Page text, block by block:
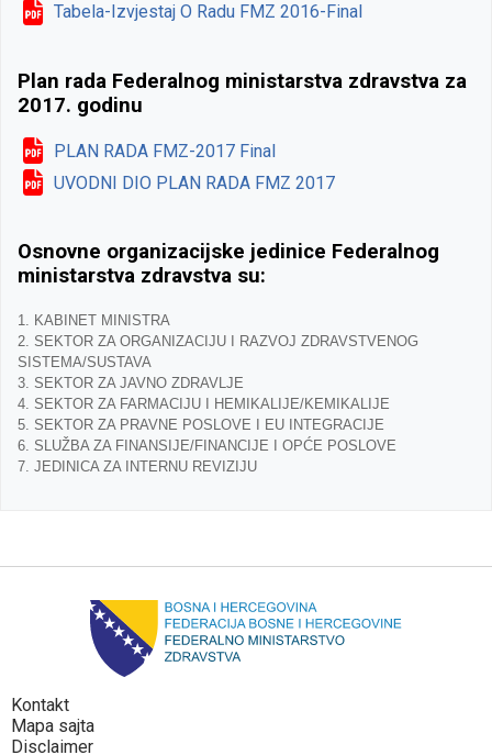
Tabela-Izvjestaj O Radu FMZ 2016-Final
Plan rada Federalnog ministarstva zdravstva za
2017. godinu
PLAN RADA FMZ-2017 Final
UVODNI DIO PLAN RADA FMZ 2017
Osnovne organizacijske jedinice Federalnog
ministarstva zdravstva su:
1. KABINET MINISTRA
2. SEKTOR ZA ORGANIZACIJU I RAZVOJ ZDRAVSTVENOG
SISTEMA/SUSTAVA
3. SEKTOR ZA JAVNO ZDRAVLJE
4. SEKTOR ZA FARMACIJU I HEMIKALIJE/KEMIKALIJE
5. SEKTOR ZA PRAVNE POSLOVE I EU INTEGRACIJE
6. SLUŽBA ZA FINANSIJE/FINANCIJE I OPĆE POSLOVE
7. JEDINICA ZA INTERNU REVIZIJU
Kontakt
Mapa sajta
Disclaimer